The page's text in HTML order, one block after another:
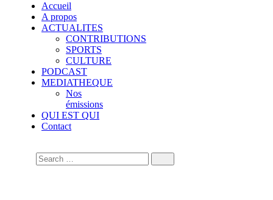
Accueil
A propos
ACTUALITES
CONTRIBUTIONS
SPORTS
CULTURE
PODCAST
MEDIATHEQUE
Nos
émissions
QUI EST QUI
Contact